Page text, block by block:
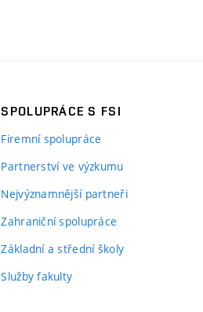
SPOLUPRÁCE S FSI
Firemní spolupráce
Partnerství ve výzkumu
Nejvýznamnější partneři
Zahraniční spolupráce
Základní a střední školy
Služby fakulty